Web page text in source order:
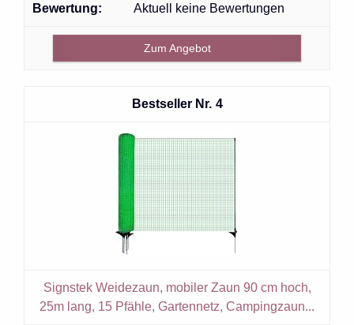
Aktuell keine Bewertungen
Zum Angebot
4
Signstek Weidezaun, mobiler Zaun 90 cm hoch,
25m lang, 15 Pfähle, Gartennetz, Campingzaun...